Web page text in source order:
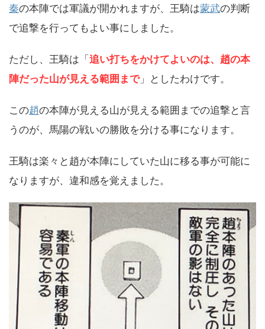
秦の本陣では軍議が開かれますが、王騎は蒙武の判断
で追撃を行ってもよい事にしました。
ただし、王騎は「追い打ちをかけてよいのは、趙の本
陣だった山が見える範囲まで」としたわけです。
この趙の本陣が見える山が見える範囲までの追撃と言
うのが、馬陽の戦いの勝敗を分ける事になります。
王騎は楽々と趙が本陣にしていた山に移る事が可能に
なりますが、違和感を覚えました。